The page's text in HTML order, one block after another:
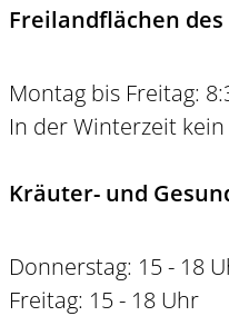
Freilandflächen
Montag bis Freitag:
In der Winterzeit
Kräuter- und
Donnerstag: 15 - 18
Freitag: 15 - 18 Uhr